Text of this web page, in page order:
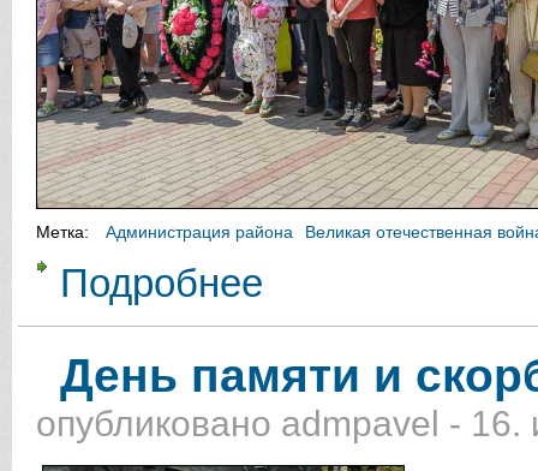
Метка: Администрация района Великая отечественная
Подробнее
День памяти и
опубликовано admpavel - 16.